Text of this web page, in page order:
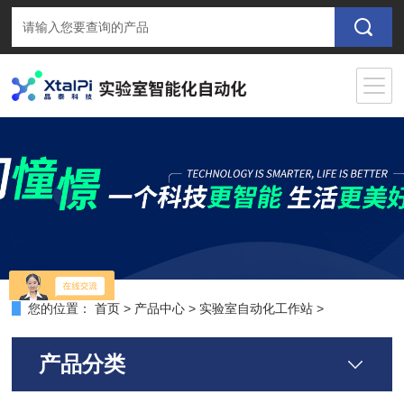
您的位置： 首页 > 产品中心 > 实验室自动化工作站 >
产品分类